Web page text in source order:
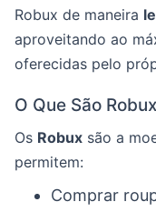
Robux de maneira
aproveitando ao
oferecidas pelo
O Que São
Os Robux são a
permitem:
Comprar